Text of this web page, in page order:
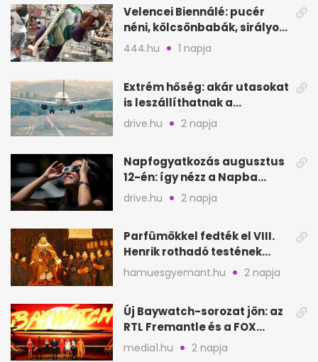
Velencei Biennálé: pucér
néni, kölcsönbabák, sirályok,
és kész a családi program
444.hu 1 napja
Extrém hőség: akár utasokat
is leszállíthatnak a
repülőgépről
drive.hu 2 napja
Napfogyatkozás augusztus
12-én: így nézz a Napba
biztonságosan
drive.hu 2 napja
Parfümökkel fedték el VIII.
Henrik rothadó testének
szagát
hamuesgyemant.hu 2 napja
Új Baywatch-sorozat jön: az
RTL Fremantle és a FOX
készíti
media1.hu 2 napja